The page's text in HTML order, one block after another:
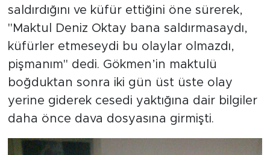
saldırdığını ve küfür ettiğini öne sürerek,
"Maktul Deniz Oktay bana saldırmasaydı,
küfürler etmeseydi bu olaylar olmazdı,
pişmanım" dedi. Gökmen’in maktulü
boğduktan sonra iki gün üst üste olay
yerine giderek cesedi yaktığına dair bilgiler
daha önce dava dosyasına girmişti.